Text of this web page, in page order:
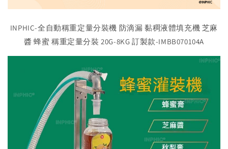
INPHIC-全自動稱重定量分裝機 防滴漏 黏稠液體填充機 芝麻
醬 蜂蜜 稱重定量分裝 20G-8KG 訂製款-IMBB070104A